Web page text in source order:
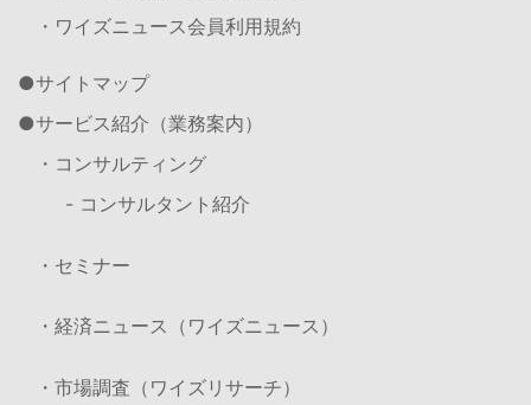
・ワイズニュース会員利用規約
サイトマップ
サービス紹介（業務案内）
・コンサルティング
- コンサルタント紹介
・セミナー
・経済ニュース（ワイズニュース）
・市場調査（ワイズリサーチ）